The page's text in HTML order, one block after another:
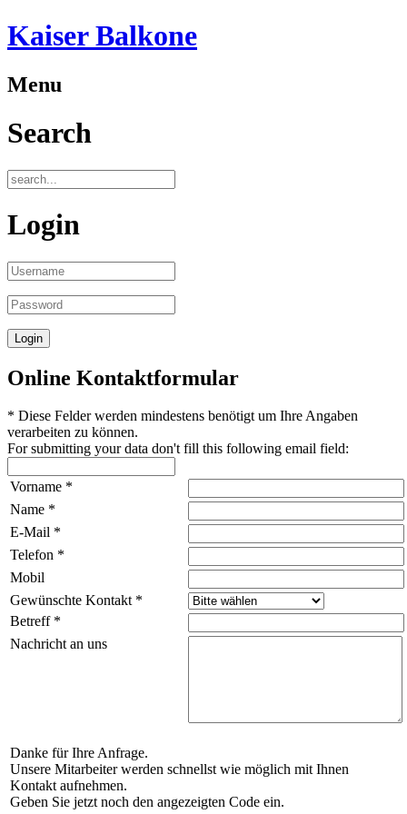
Kaiser Balkone
Menu
Search
Login
Online Kontaktformular
* Diese Felder werden mindestens benötigt um Ihre Angaben
verarbeiten zu können.
For submitting your data don't fill this following email field:
Vorname *
Name *
E-Mail *
Telefon *
Mobil
Gewünschte Kontakt *
Betreff *
Nachricht an uns
Danke für Ihre Anfrage.
Unsere Mitarbeiter werden schnellst wie möglich mit Ihnen
Kontakt aufnehmen.
Geben Sie jetzt noch den angezeigten Code ein.